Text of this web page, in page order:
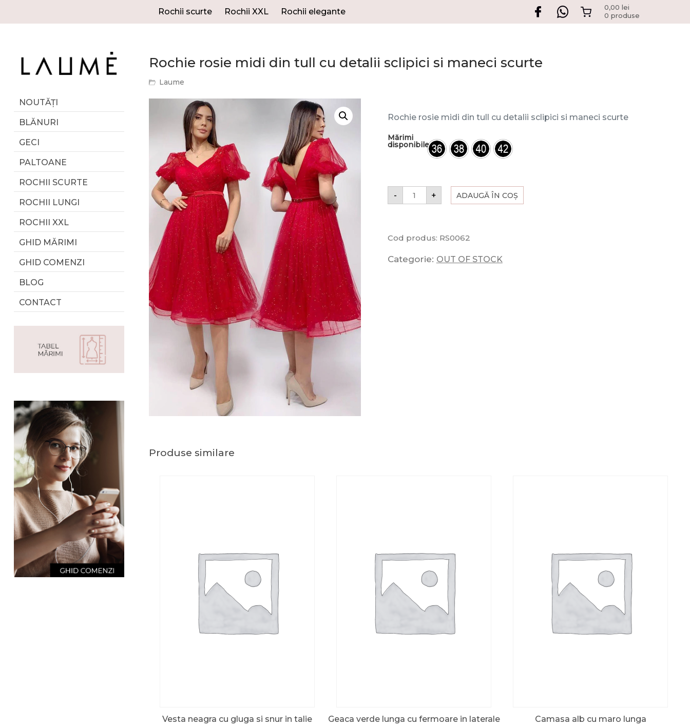
0,00 lei
0 produse
Rochii scurte Rochii XXL Rochii elegante
NOUTĂȚI
BLĂNURI
GECI
PALTOANE
ROCHII SCURTE
ROCHII LUNGI
ROCHII XXL
GHID MĂRIMI
GHID COMENZI
BLOG
CONTACT
Rochie rosie midi din tull cu detalii sclipici si maneci scurte
Laume
Rochie rosie midi din tull cu detalii sclipici si maneci scurte
Mărimi
disponibile
- + ADAUGĂ ÎN COȘ
Cod produs: RS0062
Categorie: OUT OF STOCK
Produse similare
Vesta neagra cu gluga si snur in talie Geaca verde lunga cu fermoare in laterale Camasa alb cu maro lunga